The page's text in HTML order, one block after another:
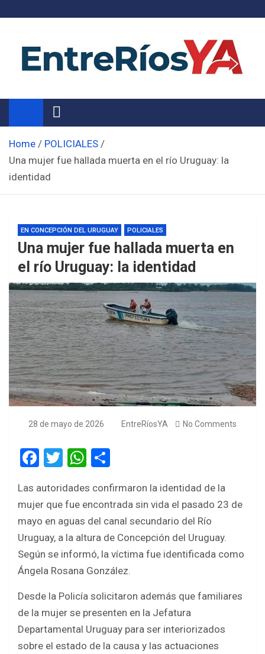
Noticias de Entre Ríos
Información de toda la provincia ahora
Home
POLICIALES
Una mujer fue hallada muerta en el río Uruguay: la
identidad
EN CONCEPCIÓN DEL URUGUAY POLICIALES
Una mujer fue hallada muerta en
el río Uruguay: la identidad
28 de mayo de 2026 EntreRíosYA No Comments
F
ce
b
o
o
k
T
tt
er
W
at
s
A
p
p
ar
e
Las autoridades confirmaron la identidad de la
mujer que fue encontrada sin vida el pasado 23 de
mayo en aguas del canal secundario del Río
Uruguay, a la altura de Concepción del Uruguay.
Según se informó, la víctima fue identificada como
Ángela Rosana González.
Desde la Policía solicitaron además que familiares
de la mujer se presenten en la Jefatura
Departamental Uruguay para ser interiorizados
sobre el estado de la causa y las actuaciones